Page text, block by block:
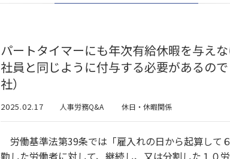
パートタイマーにも年次有給休暇を与え
社員と同じように付与する必要があるの
社）
2025.02.17 人事労務Q&A 休日・休暇関係
労働基準法第39条では「雇入れの日から起算して
勤した労働者に対して、継続し、又は分割した１０